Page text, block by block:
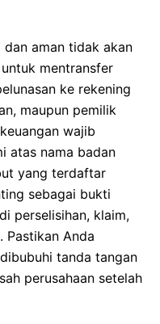
aman tidak akan
mentransfer
ke rekening
maupun pemilik
wajib
atas nama badan
yang terdaftar
sebagai bukti
perselisihan, klaim,
Pastikan Anda
tanda tangan
perusahaan setelah